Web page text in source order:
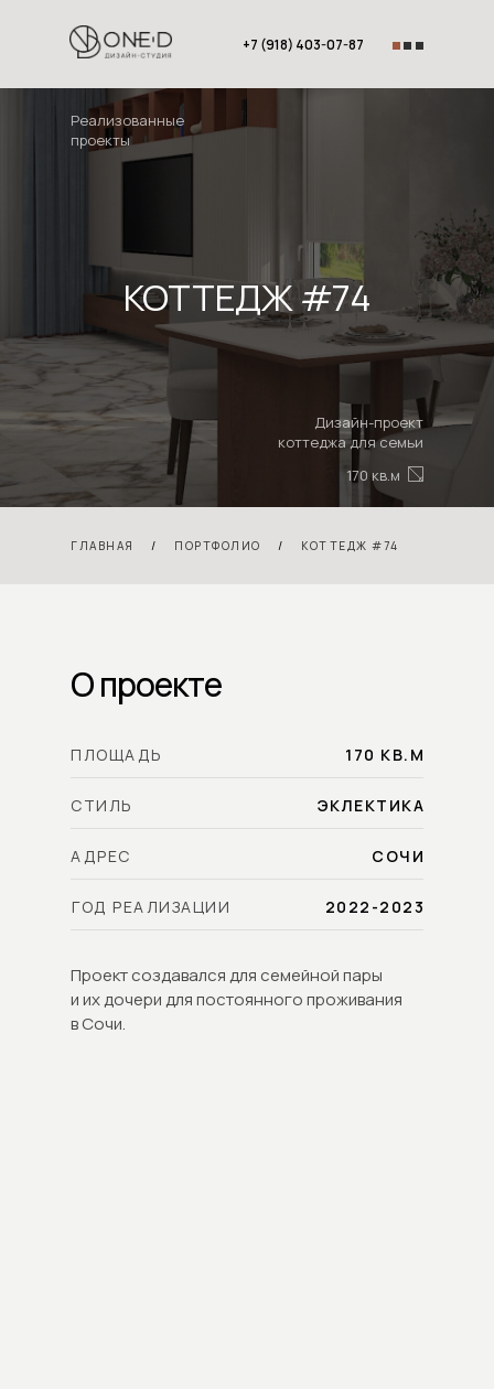
+7 (918) 403-07-87
КОТТЕДЖ #74
Реализованные
проекты
Дизайн-проект
коттеджа для семьи
170 кв.м
ГЛАВНАЯ ПОРТФОЛИО
/ КОТТЕДЖ #74
/
АДРЕС
ГОД РЕАЛИЗАЦИИ
СТИЛЬ
ПЛОЩАДЬ
СОЧИ
2022-2023
ЭКЛЕКТИКА
170 КВ.М
Проект создавался для семейной пары
и их дочери для постоянного проживания
в Сочи.
О проекте